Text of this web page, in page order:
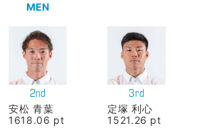
MEN
2nd
安松 青葉
1618.06 pt
3rd
定塚 利心
1521.26 pt